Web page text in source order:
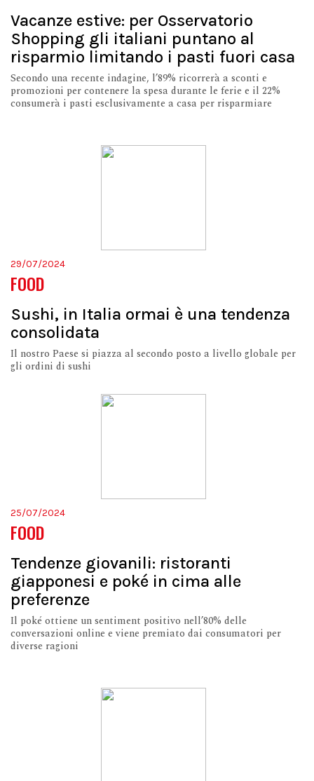
Vacanze estive: per Osservatorio
Shopping gli italiani puntano al
risparmio limitando i pasti fuori casa
Secondo una recente indagine, l’89% ricorrerà a sconti e
promozioni per contenere la spesa durante le ferie e il 22%
consumerà i pasti esclusivamente a casa per risparmiare
29/07/2024
FOOD
Sushi, in Italia ormai è una tendenza
consolidata
Il nostro Paese si piazza al secondo posto a livello globale per
gli ordini di sushi
25/07/2024
FOOD
Tendenze giovanili: ristoranti
giapponesi e poké in cima alle
preferenze
Il poké ottiene un sentiment positivo nell’80% delle
conversazioni online e viene premiato dai consumatori per
diverse ragioni